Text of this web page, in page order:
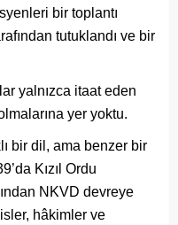
bir toplantı
tutuklandı ve bir
yalnızca itaat eden
yer yoktu.
bir dil, ama benzer bir
Kızıl Ordu
NKVD devreye
hâkimler ve